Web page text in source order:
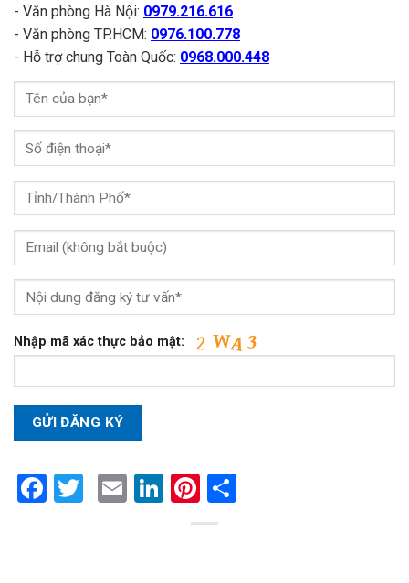
- Văn phòng Hà Nội: 0979.216.616
- Văn phòng TP.HCM: 0976.100.778
- Hỗ trợ chung Toàn Quốc: 0968.000.448
Nhập mã xác thực bảo mật:
Facebook
Twitter
EmailLinkedIn
Pinterest